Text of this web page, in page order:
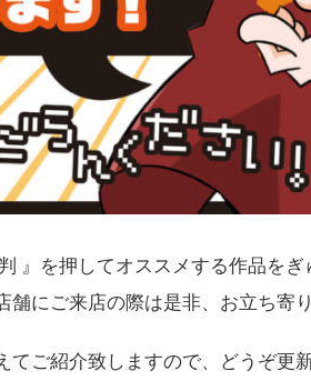
』を押してオススメする作品をぎ
にご来店の際は是非、お立ち寄
ご紹介致しますので、どうぞ更